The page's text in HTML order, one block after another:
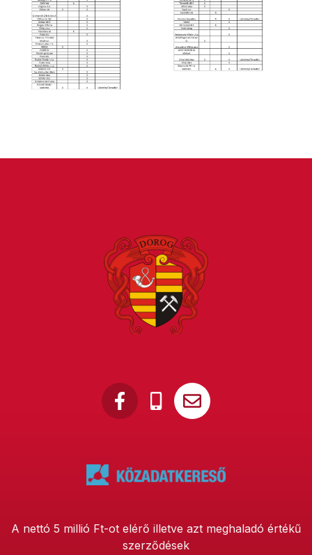
A nettó 5 millió Ft-ot elérő illetve azt meghaladó értékű
szerződések